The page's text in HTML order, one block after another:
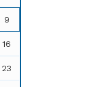
9
16
23